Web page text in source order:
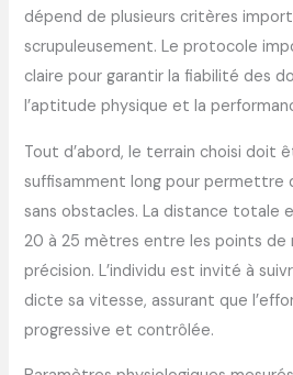
dépend de plusieurs critères
scrupuleusement. Le protocole
claire pour garantir la fiabilité des
l’aptitude physique et la
Tout d’abord, le terrain choisi doit
suffisamment long pour permettre
sans obstacles. La distance totale
20 à 25 mètres entre les points de
précision. L’individu est invité à
dicte sa vitesse, assurant que
progressive et contrôlée.